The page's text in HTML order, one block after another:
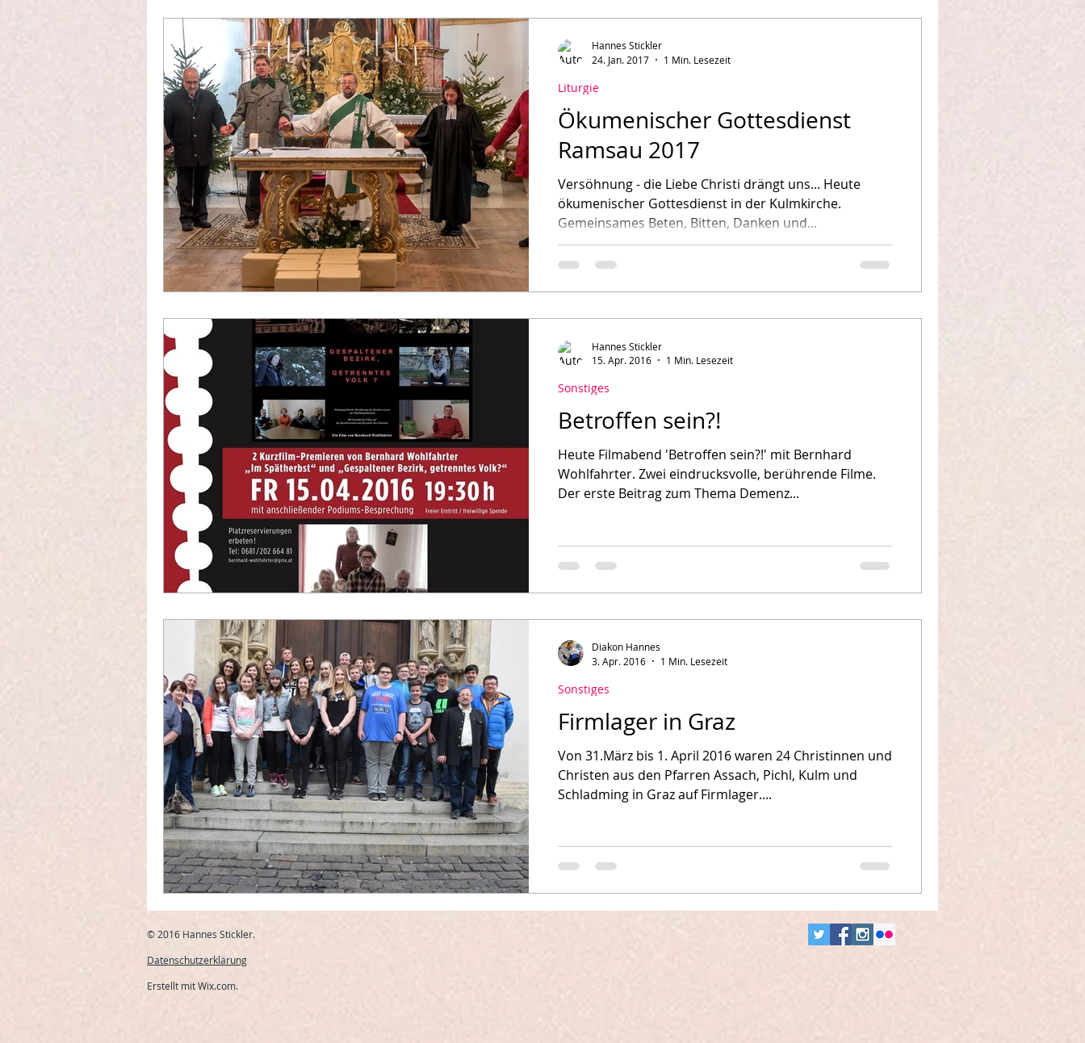
Ökumenischer Gottesdienst
Ramsau 2017
Versöhnung - die Liebe Christi drängt uns... Heute
ökumenischer Gottesdienst in der Kulmkirche.
Gemeinsames Beten, Bitten, Danken und...
Liturgie
Hannes Stickler
24. Jan. 2017
1 Min. Lesezeit
Betroffen sein?!
Heute Filmabend 'Betroffen sein?!' mit Bernhard
Wohlfahrter. Zwei eindrucksvolle, berührende Filme.
Der erste Beitrag zum Thema Demenz...
Sonstiges
Hannes Stickler
15. Apr. 2016
1 Min. Lesezeit
Firmlager in Graz
Von 31.März bis 1. April 2016 waren 24 Christinnen und
Christen aus den Pfarren Assach, Pichl, Kulm und
Schladming in Graz auf Firmlager....
Sonstiges
Diakon Hannes
3. Apr. 2016
1 Min. Lesezeit
© 2016 Hannes Stickler.
Datenschutzerklärung
Erstellt mitWix.com.